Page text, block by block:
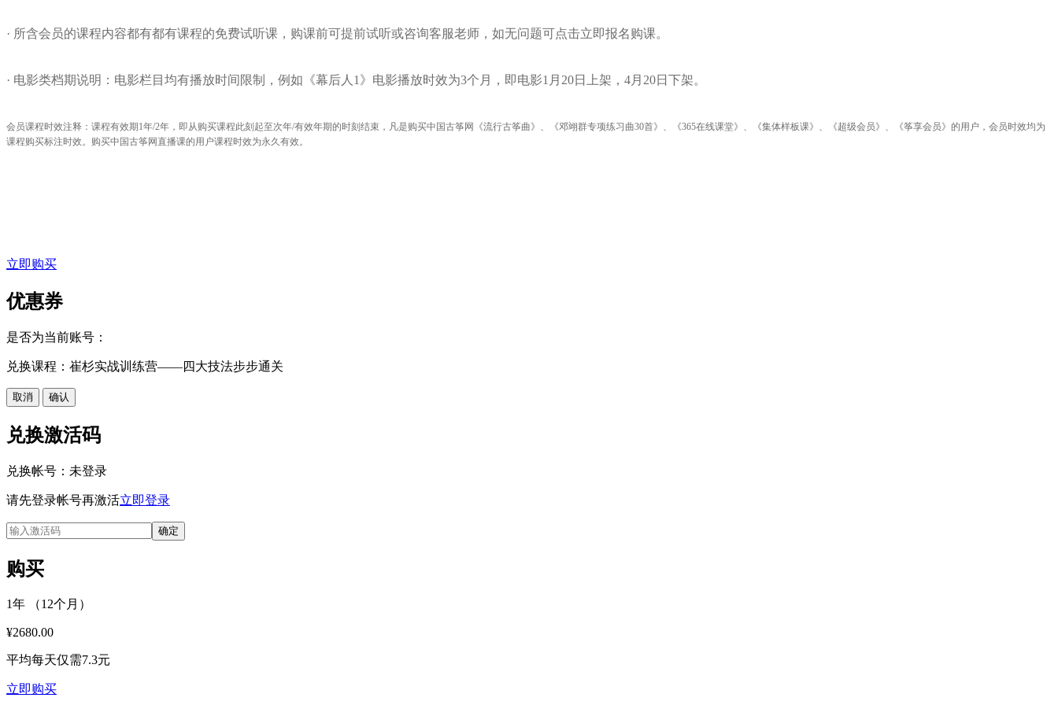
· 所含会员的课程内容都有都有课程的免费试听课，购课前可提前试听或咨询客服老师，如无问题可点击立即报名购课。
· 电影类档期说明：电影栏目均有播放时间限制，例如《幕后人1》电影播放时效为3个月，即电影1月20日上架，4月20日下架。
会员课程时效注释：课程有效期1年/2年，即从购买课程此刻起至次年/有效年期的时刻结束，凡是购买中国古筝网《流行古筝曲》、《邓翊群专项练习曲30首》、《365在线课堂》、《集体样板课》、《超级会员》、 《筝享会员》 的用户，会员时效均为
课程购买标注时效。购买中国古筝网直播课的用户课程时效为永久有效。
立即购买
优惠券
是否为当前账号：
兑换课程：崔杉实战训练营——四大技法步步通关
取消 确认
兑换激活码
兑换帐号： 未登录
请先登录帐号再激活立即登录
确定
购买
1年 （12个月）
¥2680.00
平均每天仅需7.3元
立即购买